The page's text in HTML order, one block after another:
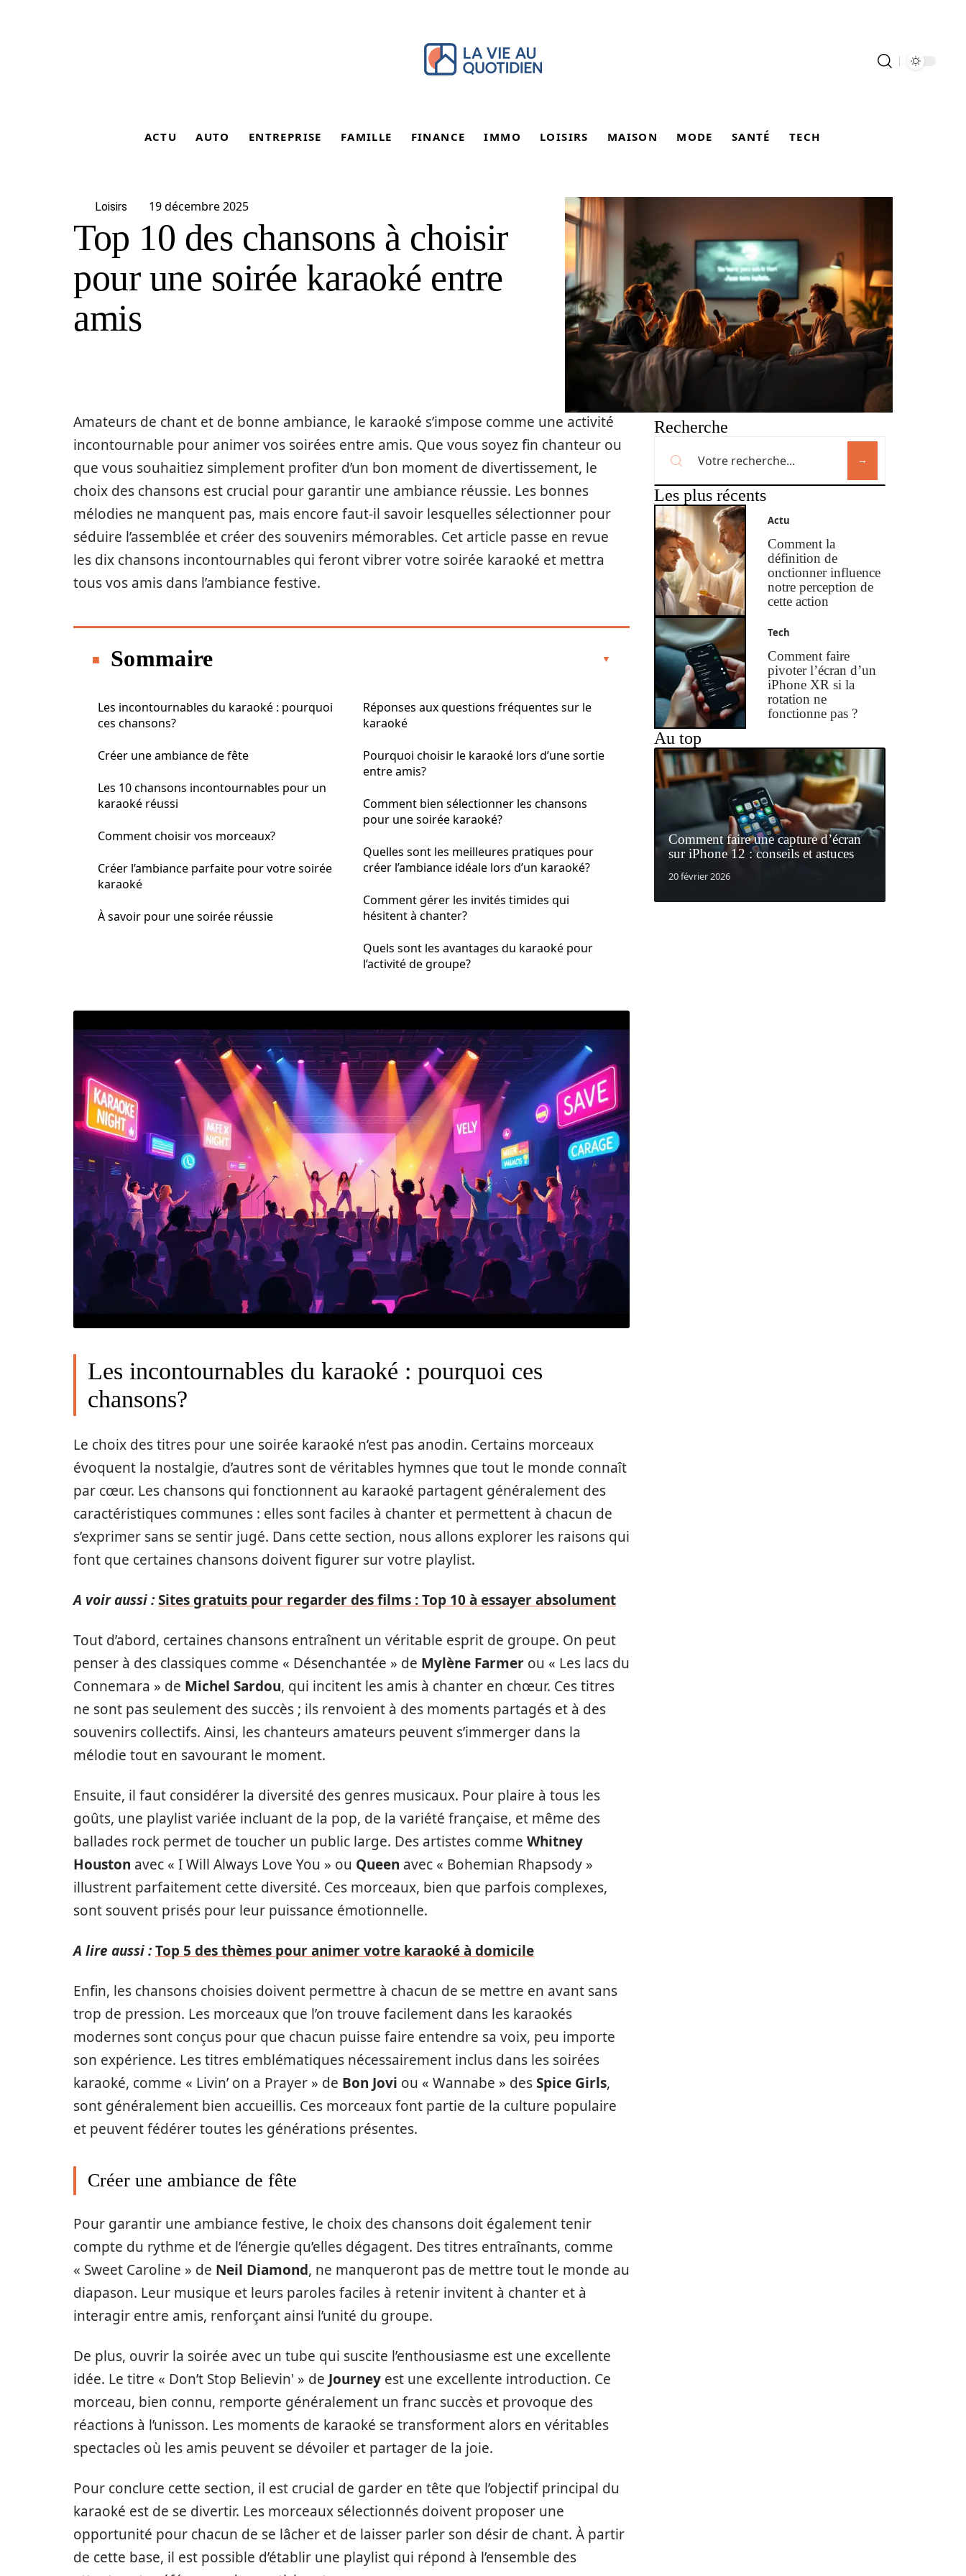
ACTU AUTO ENTREPRISE FAMILLE FINANCE IMMO LOISIRS MAISON MODE SANTÉ TECH
Loisirs 19 décembre 2025
Top 10 des chansons à choisir
pour une soirée karaoké entre
amis
Amateurs de chant et de bonne ambiance, le karaoké s’impose comme une activité
incontournable pour animer vos soirées entre amis. Que vous soyez fin chanteur ou
que vous souhaitiez simplement profiter d’un bon moment de divertissement, le
choix des chansons est crucial pour garantir une ambiance réussie. Les bonnes
mélodies ne manquent pas, mais encore faut-il savoir lesquelles sélectionner pour
séduire l’assemblée et créer des souvenirs mémorables. Cet article passe en revue
les dix chansons incontournables qui feront vibrer votre soirée karaoké et mettra
tous vos amis dans l’ambiance festive.
Sommaire
Les incontournables du karaoké : pourquoi
ces chansons?
Créer une ambiance de fête
Les 10 chansons incontournables pour un
karaoké réussi
Comment choisir vos morceaux?
Créer l’ambiance parfaite pour votre soirée
karaoké
À savoir pour une soirée réussie
Réponses aux questions fréquentes sur le
karaoké
Pourquoi choisir le karaoké lors d’une sortie
entre amis?
Comment bien sélectionner les chansons
pour une soirée karaoké?
Quelles sont les meilleures pratiques pour
créer l’ambiance idéale lors d’un karaoké?
Comment gérer les invités timides qui
hésitent à chanter?
Quels sont les avantages du karaoké pour
l’activité de groupe?
Les incontournables du karaoké : pourquoi ces
chansons?
Le choix des titres pour une soirée karaoké n’est pas anodin. Certains morceaux
évoquent la nostalgie, d’autres sont de véritables hymnes que tout le monde connaît
par cœur. Les chansons qui fonctionnent au karaoké partagent généralement des
caractéristiques communes : elles sont faciles à chanter et permettent à chacun de
s’exprimer sans se sentir jugé. Dans cette section, nous allons explorer les raisons qui
font que certaines chansons doivent figurer sur votre playlist.
A voir aussi :Sites gratuits pour regarder des films : Top 10 à essayer absolument
Tout d’abord, certaines chansons entraînent un véritable esprit de groupe. On peut
penser à des classiques comme « Désenchantée » de Mylène Farmer ou « Les lacs du
Connemara » de Michel Sardou, qui incitent les amis à chanter en chœur. Ces titres
ne sont pas seulement des succès ; ils renvoient à des moments partagés et à des
souvenirs collectifs. Ainsi, les chanteurs amateurs peuvent s’immerger dans la
mélodie tout en savourant le moment.
Ensuite, il faut considérer la diversité des genres musicaux. Pour plaire à tous les
goûts, une playlist variée incluant de la pop, de la variété française, et même des
ballades rock permet de toucher un public large. Des artistes comme Whitney
Houston avec « I Will Always Love You » ou Queen avec « Bohemian Rhapsody »
illustrent parfaitement cette diversité. Ces morceaux, bien que parfois complexes,
sont souvent prisés pour leur puissance émotionnelle.
A lire aussi :Top 5 des thèmes pour animer votre karaoké à domicile
Enfin, les chansons choisies doivent permettre à chacun de se mettre en avant sans
trop de pression. Les morceaux que l’on trouve facilement dans les karaokés
modernes sont conçus pour que chacun puisse faire entendre sa voix, peu importe
son expérience. Les titres emblématiques nécessairement inclus dans les soirées
karaoké, comme « Livin’ on a Prayer » de Bon Jovi ou « Wannabe » desSpice Girls,
sont généralement bien accueillis. Ces morceaux font partie de la culture populaire
et peuvent fédérer toutes les générations présentes.
Créer une ambiance de fête
Pour garantir une ambiance festive, le choix des chansons doit également tenir
compte du rythme et de l’énergie qu’elles dégagent. Des titres entraînants, comme
« Sweet Caroline » de Neil Diamond, ne manqueront pas de mettre tout le monde au
diapason. Leur musique et leurs paroles faciles à retenir invitent à chanter et à
interagir entre amis, renforçant ainsi l’unité du groupe.
De plus, ouvrir la soirée avec un tube qui suscite l’enthousiasme est une excellente
idée. Le titre « Don’t Stop Believin' » de Journey est une excellente introduction. Ce
morceau, bien connu, remporte généralement un franc succès et provoque des
réactions à l’unisson. Les moments de karaoké se transforment alors en véritables
spectacles où les amis peuvent se dévoiler et partager de la joie.
Pour conclure cette section, il est crucial de garder en tête que l’objectif principal du
karaoké est de se divertir. Les morceaux sélectionnés doivent proposer une
opportunité pour chacun de se lâcher et de laisser parler son désir de chant. À partir
de cette base, il est possible d’établir une playlist qui répond à l’ensemble des
Recherche
Les plus récents
Actu
Comment la
définition de
onctionner influence
notre perception de
cette action
Tech
Comment faire
pivoter l’écran d’un
iPhone XR si la
rotation ne
fonctionne pas ?
Au top
Comment faire une capture d’écran
sur iPhone 12 : conseils et astuces
20 février 2026